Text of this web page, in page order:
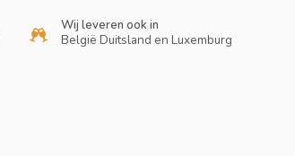
Wij leveren ook in
België Duitsland en Luxemburg